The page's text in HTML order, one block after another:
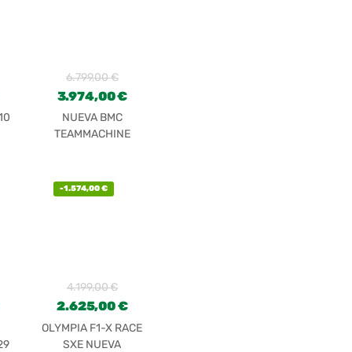
6.799,00€
3.974,00€
NUEVA BMC
TEAMMACHINE
-1.574,00€
4.199,00€
2.625,00€
OLYMPIA F1-X RACE
SXE NUEVA